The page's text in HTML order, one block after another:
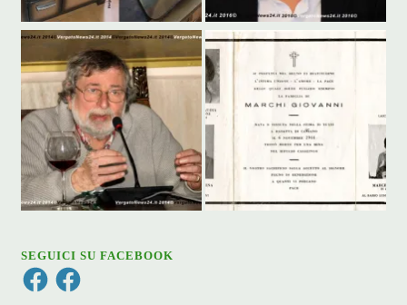
SEGUICI SU FACEBOOK
FacebookFacebook